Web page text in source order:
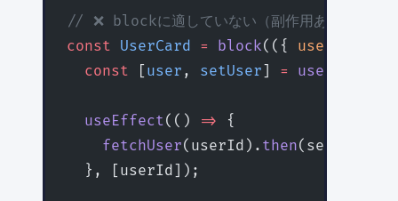
// ❌ blockに適していない（副作用あり）
const UserCard = block(({ userId
  const
[ user , setUser ] = useState
  useEffect
(() => {
    fetchUser
(userId). then(setUser);
  }, [userId]);